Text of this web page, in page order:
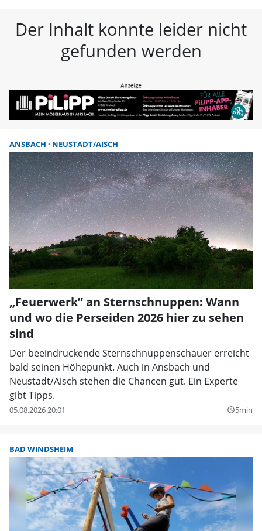
Der Inhalt konnte leider nicht
gefunden werden
ANSBACH NEUSTADT/AISCH
„Feuerwerk” an Sternschnuppen: Wann
und wo die Perseiden 2026 hier zu sehen
sind
Der beeindruckende Sternschnuppenschauer erreicht
bald seinen Höhepunkt. Auch in Ansbach und
Neustadt/Aisch stehen die Chancen gut. Ein Experte
gibt Tipps.
05.08.2026 20:01 query_builder5min
BAD WINDSHEIM